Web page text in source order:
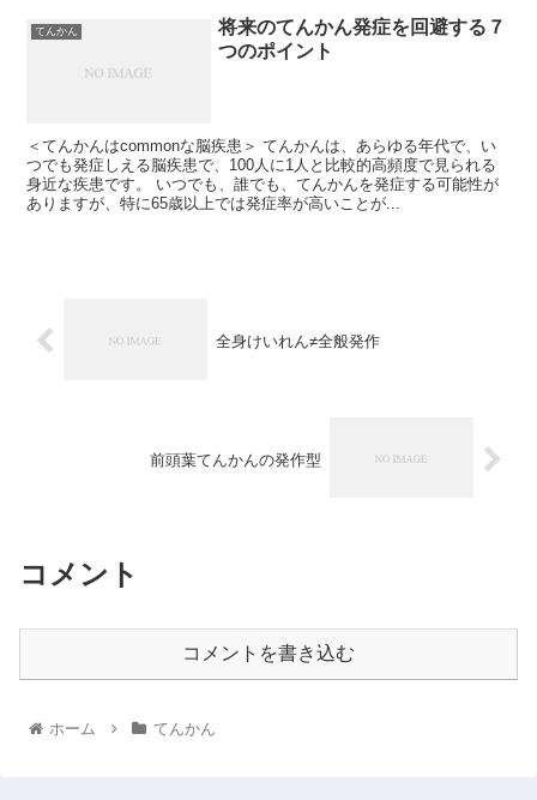
てんかん
将来のてんかん発症を回避する７
つのポイント
＜てんかんはcommonな脳疾患＞ てんかんは、あらゆる年代で、い
つでも発症しえる脳疾患で、100人に1人と比較的高頻度で見られる
身近な疾患です。 いつでも、誰でも、てんかんを発症する可能性が
ありますが、特に65歳以上では発症率が高いことが...
全身けいれん≠全般発作
前頭葉てんかんの発作型
コメント
コメントを書き込む
ホーム てんかん